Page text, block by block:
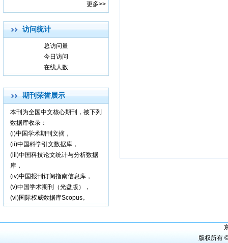
更多>>
访问统计
总访问量
今日访问
在线人数
期刊荣誉展示
本刊为全国中文核心期刊，被下列
数据库收录：
(i)中国学术期刊文摘，
(ii)中国科学引文数据库，
(iii)中国科技论文统计与分析数据
库，
(iv)中国报刊订阅指南信息库，
(v)中国学术期刊（光盘版），
(vi)国际权威数据库Scopus。
版权所有